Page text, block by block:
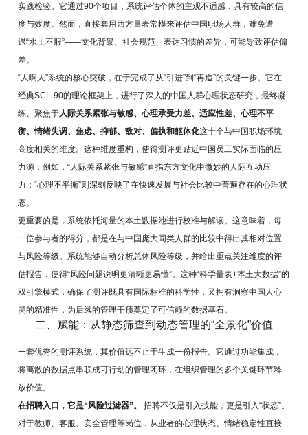
实践检验。它通过90个项目，系统评估个体的主观不适感，具有较高的信
度与效度。然而，直接套用西方量表常模来评估中国职场人群，难免遭
遇“水土不服”——文化背景、社会规范、表达习惯的差异，可能导致评估偏
差。
“人啊人”系统的核心突破，在于完成了从“引进”到“再造”的关键一步。它在
经典SCL-90的理论框架上，进行了深入的中国人群心理状态研究，最终凝
练、聚焦于 人际关系紧张与敏感、心理承受力差、适应性差、心理不平
衡、情绪失调、焦虑、抑郁、敌对、偏执和躯体化这十个与中国职场环境
高度相关的维度。这种维度重构，使得测评更贴近中国员工实际面临的压
力源：例如，“人际关系紧张与敏感”直指东方文化中微妙的人际互动压
力；“心理不平衡”则深刻反映了在快速发展与社会比较中普遍存在的心理状
态。
更重要的是，系统依托海量的本土数据池进行校准与解读。这意味着，每
一位参与者的得分，都是在与中国庞大同类人群的比较中得出其相对位置
与风险等级。系统能够自动分析总体风险等级，并给出重点关注维度的评
估报告，使得“风险问题说明更清晰更易懂”。这种“科学量表+本土大数据”的
双引擎模式，确保了测评既具有国际标准的科学性，又拥有洞察中国人心
灵的精准性，为后续的管理干预奠定了可信赖的数据基石。
二、赋能：从静态筛查到动态管理的“全景化”价值
一套优秀的测评系统，其价值远不止于生成一份报告。它通过功能集成，
将离散的数据点串联成可行动的管理闭环，在组织管理的多个关键环节释
放价值。
在招聘入口，它是“风险过滤器”。
招聘不仅是引入技能，更是引入“状态”。
对于教师、客服、安全管理等岗位，从业者的心理状态、情绪稳定性直接